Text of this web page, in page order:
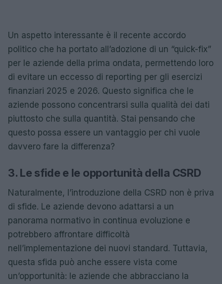
Un aspetto interessante è il recente accordo
politico che ha portato all’adozione di un “quick-fix”
per le aziende della prima ondata, permettendo loro
di evitare un eccesso di reporting per gli esercizi
finanziari 2025 e 2026. Questo significa che le
aziende possono concentrarsi sulla qualità dei dati
piuttosto che sulla quantità. Stai pensando che
questo possa essere un vantaggio per chi vuole
davvero fare la differenza?
3. Le sfide e le opportunità della CSRD
Naturalmente, l’introduzione della CSRD non è priva
di sfide. Le aziende devono adattarsi a un
panorama normativo in continua evoluzione e
potrebbero affrontare difficoltà
nell’implementazione dei nuovi standard. Tuttavia,
questa sfida può anche essere vista come
un’opportunità: le aziende che abbracciano la